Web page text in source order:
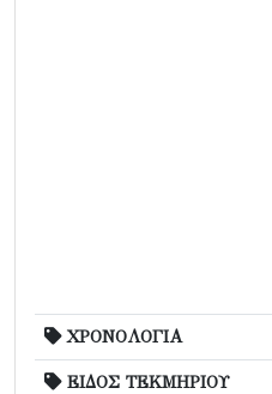
ΧΡΟΝΟΛΟΓΙΑ
ΕΙΔΟΣ ΤΕΚΜΗΡΙΟΥ